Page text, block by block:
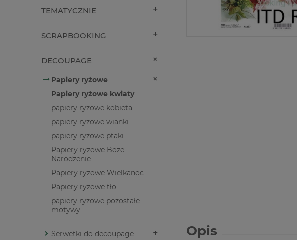
TEMATYCZNIE
SCRAPBOOKING
DECOUPAGE
Papiery ryżowe
Papiery ryżowe kwiaty
papiery ryżowe kobieta
papiery ryżowe wianki
papiery ryżowe ptaki
Papiery ryżowe Boże
Narodzenie
Papiery ryżowe Wielkanoc
Papiery ryżowe tło
papiery ryżowe pozostałe
motywy
Serwetki do decoupage
Opis